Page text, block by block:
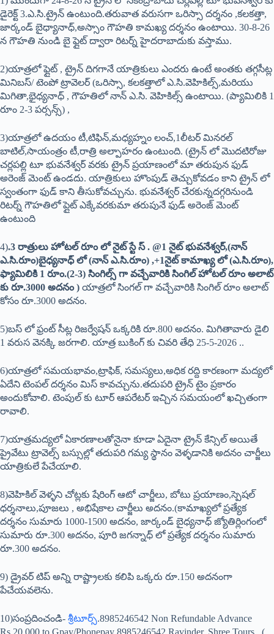
డైరెక్ట్ 3.ఎ.సి.ట్రైన్ ఉంటుంది.తరువాత వరుసగా ఒరిస్సా దర్శనం ,కలకత్తా,
జార్కండ్ బైధ్యానాధ్,అస్సాం గౌహతి కామఖ్య దర్శనం ఉంటాయి. 30-8-26
న గౌహతి నుండి బై ఫ్లైట్ ద్వారా రిటర్న్ హైదరాబాదుకు వస్తాము.
2)యాత్రలో ఫ్లైట్ , ట్రైన్ దిగగానే యాత్రికులు ఎందరు ఉంటే అంతకు తగ్గసీట్ల
మినిబస్/ టెంపో ట్రావెలర్ (ఒరిస్సా, కలకత్తాలో ఎ.సి.వెహికిల్స్,మరియు
మిగితా,భైధ్యనాధ్ , గౌహతిలో నాన్ ఎ.సి. వెహికిల్స్ ఉంటాయి. (ప్యామిలికి 1
రూం 2-3 పర్సన్స్) ,
3)యాత్రలో ఉదయం టీ,టిఫిన్,మధ్యహ్నం లంచ్,1లీటర్ మినరల్
బాటిల్,సాయంత్రం టీ,రాత్రి అల్పాహరం ఉంటుంది. (ట్రైన్ లో మొదటిరోజు
చర్లపల్లి టూ భువనేశ్వర్ వరకు ట్రైన్ ప్రయాణంలో మా తరుపున ఫుడ్
అరెంజ్ మెంట్ ఉండదు. యాత్రికులు హొంపుడ్ తెచ్చుకోవడం కాని ట్రైన్ లో
స్వంతంగా ఫుడ్ కాని తీసుకోవచ్చును. భువనేశ్వర్ చేరకున్నదగ్గరినుండి
రిటర్న్ గౌహతిలో ప్లైట్ ఎక్కేవరకుమా తరుపునే ఫుడ్ అరెంజ్ మెంట్
ఉంటుంది
4).3 రాత్రులు హోటల్ రూం లో నైట్ స్టే స్ . @1 నైట్ భువనేశ్వర్,(నాన్
ఎ.సి.రూం)బైధ్యనాధ్ లో (నాన్ ఎ.సి.రూం) ,+1నైట్ కామాఖ్య లో (ఎ.సి.రూం),
ఫ్యామిలికి 1 రూం.(2-3) సింగిల్స్ గా వచ్చేవారికి సింగిల్ హోటల్ రూం అలాట్
కు రూ.3000 అదనం ) యాత్రలో సింగల్ గా వచ్చేవారికి సింగిల్ రూం అలాట్
కోసం రూ.3000 అదనం.
5)బస్ లో ఫ్రంట్ సీట్ల రిజర్వేషన్ ఒక్కరికి రూ.800 అదనం. మిగితావారు డైలి
1 వరుస వెనక్కి జరగాలి. యాత్ర బుకింగ్ కు చివరి తేధి 25-5-2026 ..
6)యాత్రలో సమయభావం,ట్రాఫిక్, సమస్యలు,అధిక రద్ది కారణంగా మద్యలో
ఏదేని టెంపల్ దర్శనం మిస్ కావచ్చును.తదుపరి ట్రైన్ టైం ప్రకారం
అందుకోవాలి. టెంపుల్ కు టూర్ ఆపరేటర్ ఇచ్చిన సమయంలో ఖచ్చితంగా
రావాలి.
7)యాత్రమద్యలో ఏకారణాలతోనైనా కూడా ఏదైనా ట్రైన్ కేన్సిల్ అయితే
ప్రైవేటు ట్రావెల్స్ బస్సుల్లో తదుపరి గమ్య స్థానం వెళ్ళడానికి అదనం చార్జీలు
యాత్రికులే పేచేయాలి.
8)వెహికిల్ వెళ్ళని చోట్లకు షేరింగ్ ఆటో చార్జీలు, బోటు ప్రయాణం,స్పెషల్
ధర్శనాలు,పూజలు , అభిషేకాల చార్జీలు అదనం.(కామాఖ్యలో ప్రత్యేక
దర్శనం సుమారు 1000-1500 అదనం, జార్కండ్ బైధ్యనాధ్ జ్యోతిర్లింగంలో
సుమారు రూ.300 అదనం, పూరి జగన్నాధ్ లో ప్రత్యేక దర్శనం సుమారు
రూ.300 అదనం.
9) డ్రైవర్ టిప్ అన్ని రాష్ట్రాలకు కలిపి ఒక్కరు రూ.150 అదనంగా
పేచేయవలెను.
10)సంప్రదించండి- శ్రీటూర్స్.8985246542 Non Refundable Advance